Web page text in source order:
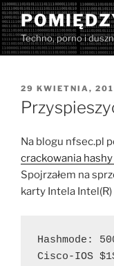
Przejdź
do
treściTechno, porno i
OPUBLIKOWANE
W
29 KWIETNIA,
Na blogu nfsec.pl
crackowania
Spojrzałem na
karty Intela
Hashmode:
Cisco-IOS